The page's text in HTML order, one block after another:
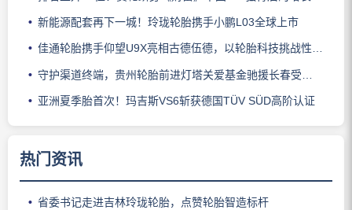
新能源配套再下一城！玲珑轮胎携手小鹏L03全球上市
佳通轮胎携手仰望U9X亮相古德伍德，以轮胎科技挑战性能边界
守护渠道终端，贵州轮胎前进灯塔关爱基金驰援长春受灾门店
亚洲夏季胎首次！玛吉斯VS6斩获德国TÜV SÜD高阶认证
热门资讯
省委书记走进吉林玲珑轮胎，点赞轮胎智造标杆